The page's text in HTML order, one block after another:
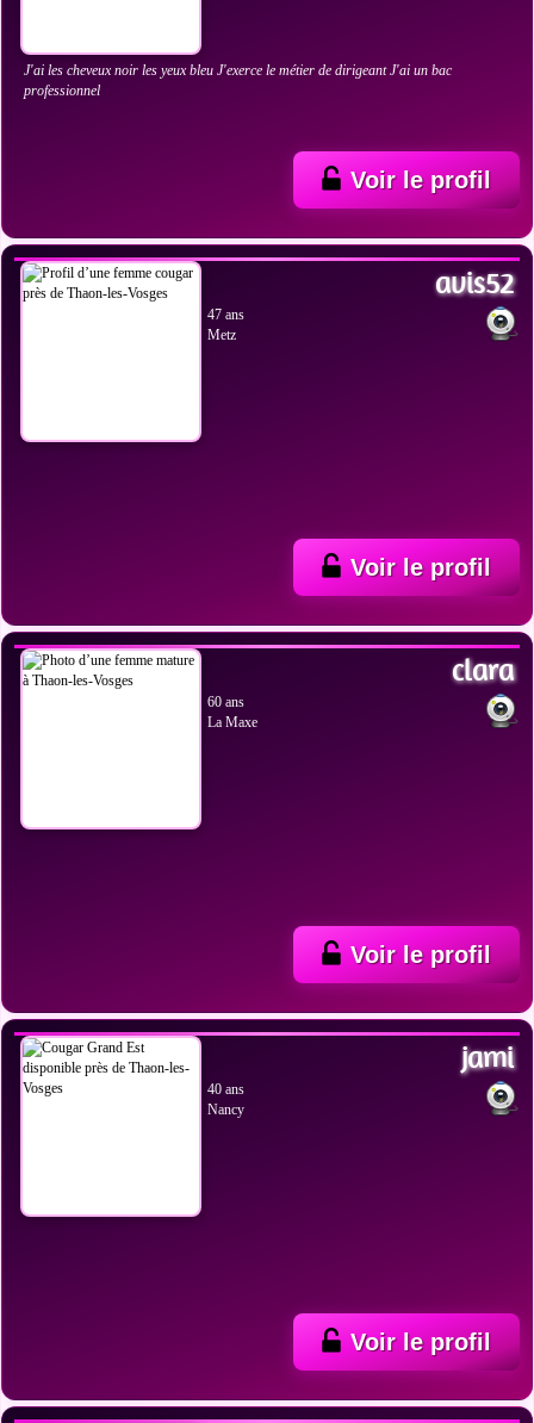
J'ai les cheveux noir les yeux bleu J'exerce le métier de dirigeant J'ai un bac
professionnel
Voir le profil
avis52
47 ans
Metz
Voir le profil
clara
60 ans
La Maxe
Voir le profil
VOIR LES PHOTOS
jami
40 ans
Nancy
Voir le profil